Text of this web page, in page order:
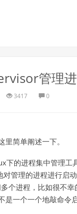
管理
3417 0
简单阐述一下。
的进程集中管理工
管理的进程进行启
个进程，比如很不
一个一个地敲命令启